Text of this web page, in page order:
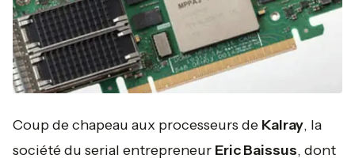
Coup de chapeau aux processeurs de Kalray, la
société du serial entrepreneur Eric Baissus, dont